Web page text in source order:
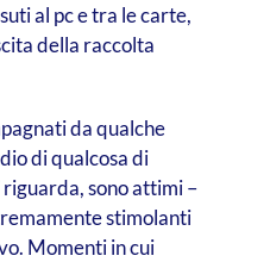
al pc e tra le carte,
della raccolta
da qualche
di qualcosa di
sono attimi –
stimolanti
Momenti in cui